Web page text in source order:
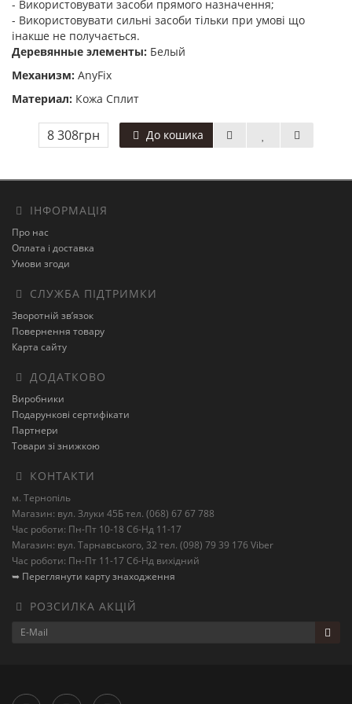
- Використовувати засоби прямого назначення;
- Використовувати сильні засоби тільки при умові що
інакше не получається.
Деревянные элементы: Белый
Механизм: AnyFix
Материал: Кожа Сплит
8 308грн До кошика
ІНФОРМАЦІЯ
Про нас
Оплата і доставка
Умови згоди
СЛУЖБА ПІДТРИМКИ
Зворотній зв’язок
Повернення товару
Карта сайту
ДОДАТКОВО
Виробники
Подарункові сертифікати
Партнери
Товари зі знижкою
КОНТАКТИ
м. Тернопіль
Магазин: вул. Злуки 45Б тел. (068) 67 67 788
Час роботи: Пн-Пт 10-18 Сб-Нд 11-17
Магазин: вул. Тарнавського, 32 тел. (098) 79 39 176 Viber
Час роботи: Пн-Пт 11-17 Сб-Нд вихідний
➥ Переглянути карту знаходження
РОЗСИЛКА АКЦІЙ